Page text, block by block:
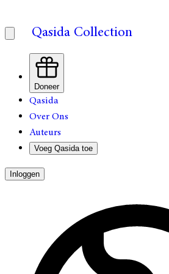
Qasida Collection
Doneer
Qasida
Over Ons
Auteurs
Voeg Qasida toe
Inloggen